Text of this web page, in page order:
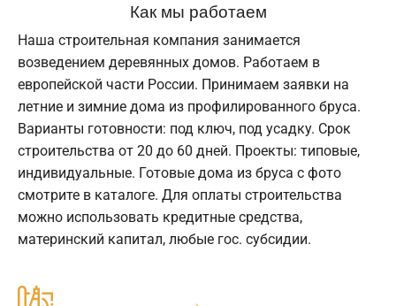
Как мы работаем
Наша строительная компания занимается
возведением деревянных домов. Работаем в
европейской части России. Принимаем заявки на
летние и зимние дома из профилированного бруса.
Варианты готовности: под ключ, под усадку. Срок
строительства от 20 до 60 дней. Проекты: типовые,
индивидуальные. Готовые дома из бруса с фото
смотрите в каталоге. Для оплаты строительства
можно использовать кредитные средства,
материнский капитал, любые гос. субсидии.